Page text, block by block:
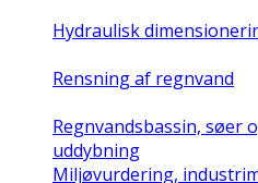
Hydraulisk
Rensning af regnvand
Regnvandsbassin, søer
uddybning
Miljøvurdering,